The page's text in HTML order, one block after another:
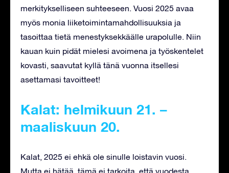
merkitykselliseen suhteeseen. Vuosi 2025 avaa
myös monia liiketoimintamahdollisuuksia ja
tasoittaa tietä menestyksekkäälle urapolulle. Niin
kauan kuin pidät mielesi avoimena ja työskentelet
kovasti, saavutat kyllä tänä vuonna itsellesi
asettamasi tavoitteet!
Kalat: helmikuun 21. –
maaliskuun 20.
Kalat, 2025 ei ehkä ole sinulle loistavin vuosi.
Mutta ei hätää, tämä ei tarkoita, että vuodesta